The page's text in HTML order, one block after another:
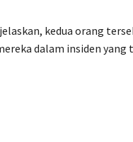
kedua orang
dalam insiden yang